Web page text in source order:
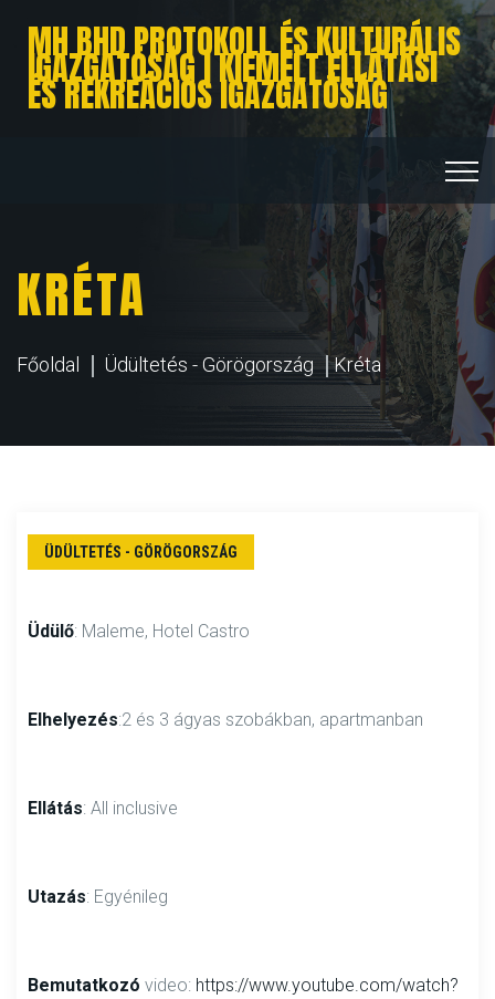
MH BHD PROTOKOLL ÉS KULTURÁLIS
IGAZGATÓSÁG I KIEMELT ELLÁTÁSI
ÉS REKREÁCIÓS IGAZGATÓSÁG
KRÉTA
Főoldal Üdültetés - Görögország Kréta
ÜDÜLTETÉS - GÖRÖGORSZÁG
Üdülő: Maleme, Hotel Castro
Elhelyezés:2 és 3 ágyas szobákban, apartmanban
Ellátás: All inclusive
Utazás: Egyénileg
Bemutatkozó video: https://www.youtube.com/watch?